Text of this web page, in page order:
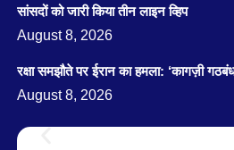
सांसदों को जारी किया तीन लाइन व्हिप
August 8, 2026
रक्षा समझौते पर ईरान का हमला: ‘कागज़ी
August 8, 2026